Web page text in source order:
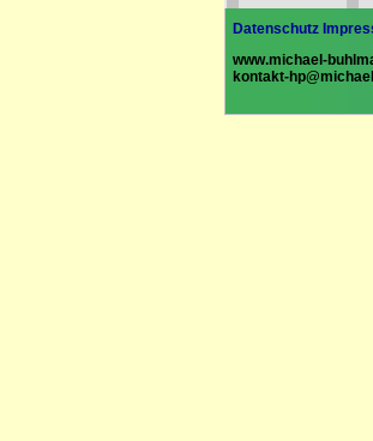
Datenschutz
www.michael-
kontakt-